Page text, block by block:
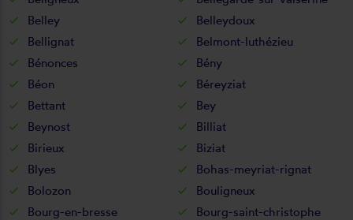
Belley
Belleydoux
Bellignat
Belmont-luthézieu
Bénonces
Bény
Béon
Béreyziat
Bettant
Bey
Beynost
Billiat
Birieux
Biziat
Blyes
Bohas-meyriat-rignat
Bolozon
Bouligneux
Bourg-en-bresse
Bourg-saint-christophe